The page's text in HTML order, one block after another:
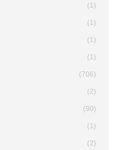
(1)
(1)
(1)
(1)
(706)
(2)
(90)
(1)
(2)